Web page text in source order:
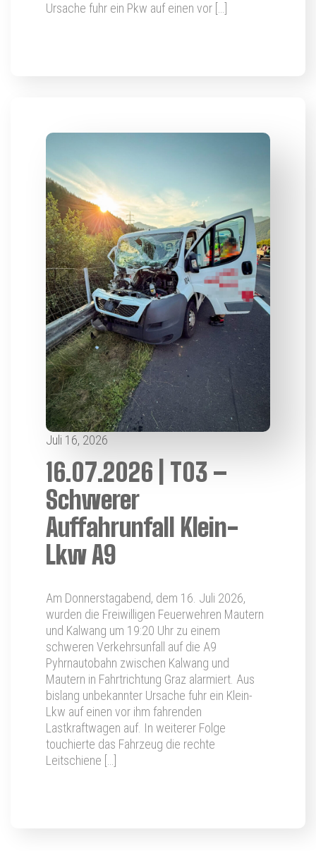
Ursache fuhr ein Pkw auf einen vor […]
Juli 16, 2026
16.07.2026 | T03 –
Schwerer
Auffahrunfall Klein-
Lkw A9
Am Donnerstagabend, dem 16. Juli 2026,
wurden die Freiwilligen Feuerwehren Mautern
und Kalwang um 19:20 Uhr zu einem
schweren Verkehrsunfall auf die A9
Pyhrnautobahn zwischen Kalwang und
Mautern in Fahrtrichtung Graz alarmiert. Aus
bislang unbekannter Ursache fuhr ein Klein-
Lkw auf einen vor ihm fahrenden
Lastkraftwagen auf. In weiterer Folge
touchierte das Fahrzeug die rechte
Leitschiene […]